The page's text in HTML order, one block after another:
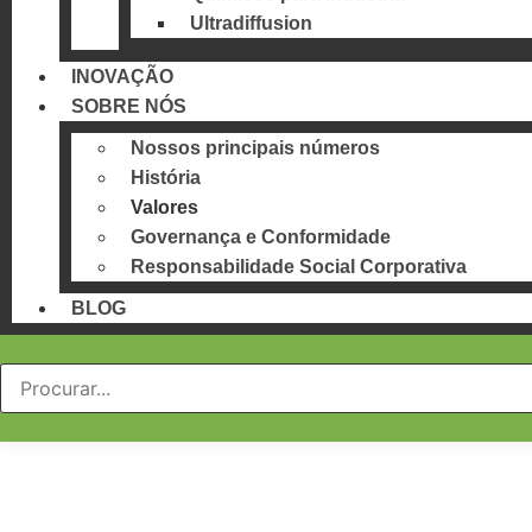
Ultradiffusion
INOVAÇÃO
SOBRE NÓS
Nossos principais números
História
Valores
Governança e Conformidade
Responsabilidade Social Corporativa
BLOG